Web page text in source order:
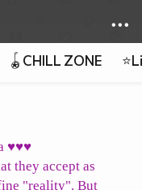
🪀CHILL ZONE
♥♥♥
they accept as
"reality". But